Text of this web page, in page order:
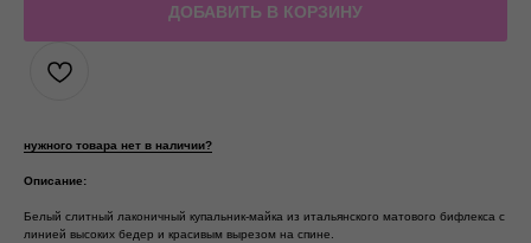
ДОБАВИТЬ В КОРЗИНУ
нужного товара нет в наличии?
Описание:
Белый слитный лаконичный купальник-майка из итальянского матового бифлекса с
линией высоких бедер и красивым вырезом на спине.